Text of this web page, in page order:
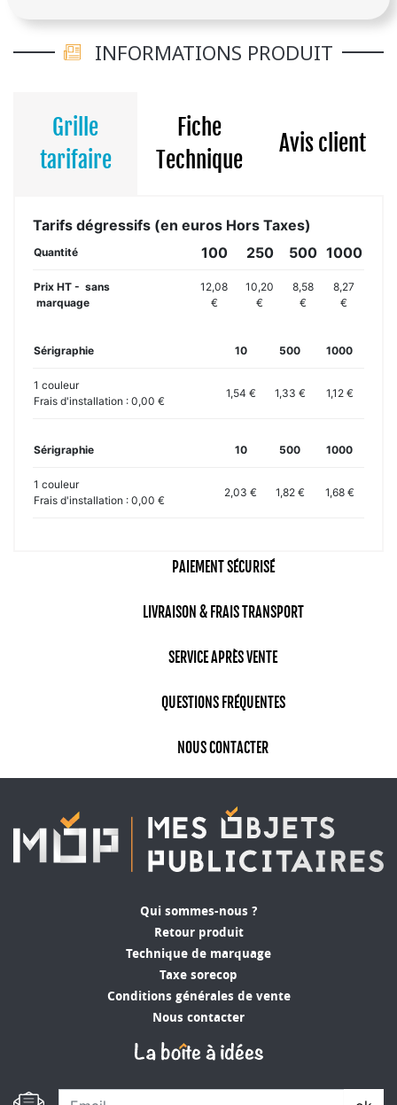
INFORMATIONS PRODUIT
Grille
tarifaire
Fiche
Technique
Avis client
Tarifs dégressifs (en euros Hors Taxes)
Quantité 100 250 500 1000
Prix HT - sans
marquage
12,08
€
10,20
€
8,58
€
8,27
€
Sérigraphie 10 500 1000
1 couleur
Frais d'installation : 0,00 €
1,54 € 1,33 € 1,12 €
Sérigraphie 10 500 1000
1 couleur
Frais d'installation : 0,00 €
2,03 € 1,82 € 1,68 €
PAIEMENT SÉCURISÉ
LIVRAISON & FRAIS TRANSPORT
SERVICE APRÈS VENTE
QUESTIONS FRÉQUENTES
NOUS CONTACTER
Qui sommes-nous ?
Retour produit
Technique de marquage
Taxe sorecop
Conditions générales de vente
Nous contacter